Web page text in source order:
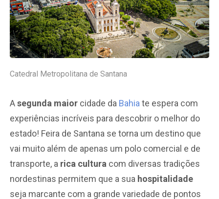
Catedral Metropolitana de Santana
Asegunda maior cidade da Bahia te espera com
experiências incríveis para descobrir o melhor do
estado! Feira de Santana se torna um destino que
vai muito além de apenas um polo comercial e de
transporte, a rica cultura com diversas tradições
nordestinas permitem que a sua hospitalidade
seja marcante com a grande variedade de pontos